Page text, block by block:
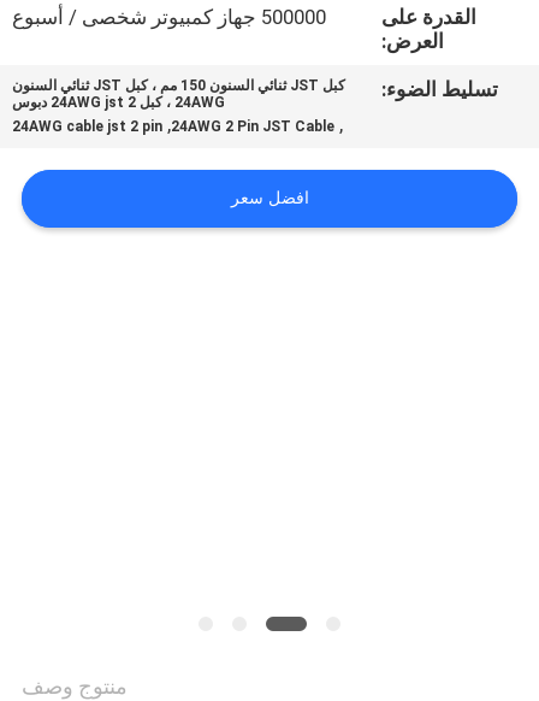
اطلب
القدرة على
العرض:
500000 جهاز كمبيوتر شخصى / أسبوع
تسليط الضوء:
كبل JST ثنائي السنون 150 مم ، كبل JST ثنائي السنون
24AWG ، كبل 24AWG jst 2 دبوس
,
24AWG 2 Pin JST Cable
,
24AWG cable jst 2 pin
افضل سعر
منتوج وصف